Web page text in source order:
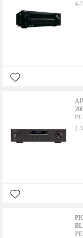
4-7
2-3